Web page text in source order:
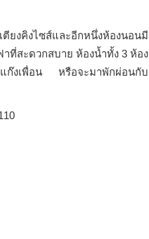
ยงคิงไซส์และอีกหนึ่งห้องนอนมี
ที่สะดวกสบาย ห้องน้ำทั้ง 3 ห้อง
ก๊งเพื่อน หรือจะมาพักผ่อนกับ